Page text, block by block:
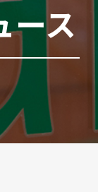
ース